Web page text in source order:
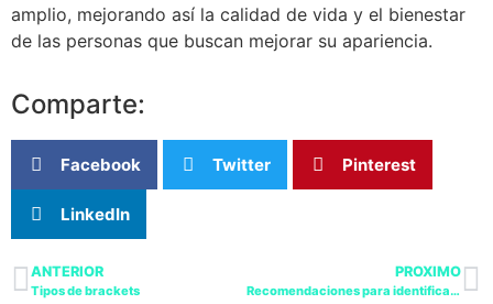
amplio, mejorando así la calidad de vida y el bienestar
de las personas que buscan mejorar su apariencia.
Comparte:
Facebook Twitter Pinterest
LinkedIn
ANTERIOR
Tipos de brackets
PROXIMO
Recomendaciones para identificar un podólogo de calidad